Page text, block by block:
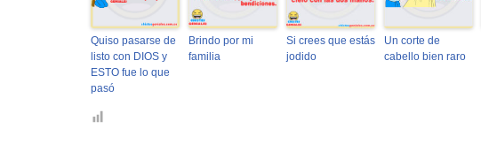
Quiso pasarse de
listo con DIOS y
ESTO fue lo que
pasó
Brindo por mi
familia
Si crees que estás
jodido
Un corte de
cabello bien raro